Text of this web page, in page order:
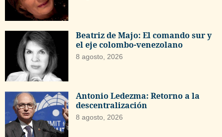
Beatriz de Majo: El comando sur y
el eje colombo-venezolano
8 agosto, 2026
Antonio Ledezma: Retorno a la
descentralización
8 agosto, 2026